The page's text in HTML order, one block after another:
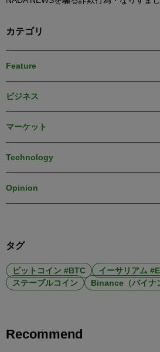
カテゴリ
Feature
ビジネス
マーケット
Technology
Opinion
タグ
ビットコイン #BTC イーサリアム
ステーブルコイン
Binance（バイナ
Recommend